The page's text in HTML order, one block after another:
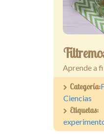
Aprende a
Categoría:
Ciencias
Etiquetas: